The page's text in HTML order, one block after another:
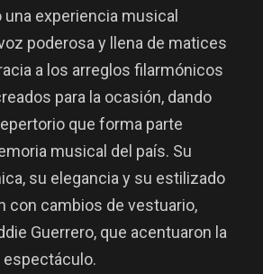
experiencia musical
poderosa y llena de matices
a los arreglos filarmónicos
para la ocasión, dando
que forma parte
musical del país. Su
su elegancia y su estilizado
con cambios de vestuario,
Guerrero, que acentuaron la